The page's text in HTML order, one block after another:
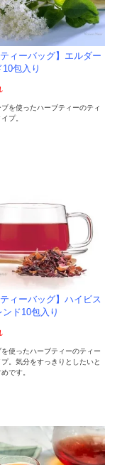
ティーバッグ】エルダー
包入り
を使ったハーブティーのティ
プ。
ティーバッグ】ハイビス
ンド10包入り
使ったハーブティーのティー
。気分をすっきりとしたいと
です。